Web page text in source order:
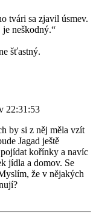
tvári sa zjavil úsmev.
neškodný.“
šťastný.
22:31:53
by si z něj měla vzít
Jagad ještě
kořínky a navíc
jídla a domov. Se
že v nějakých